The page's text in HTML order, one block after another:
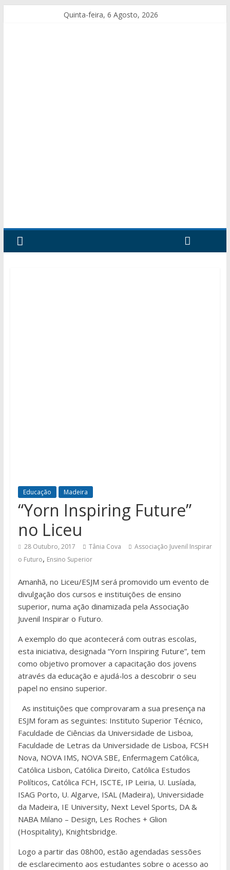
Quinta-feira, 6 Agosto, 2026
Educação Madeira
“Yorn Inspiring Future”
no Liceu
28 Outubro, 2017 Tânia Cova
Associação Juvenil Inspirar
o Futuro, Ensino Superior
Amanhã, no Liceu/ESJM será promovido um evento de
divulgação dos cursos e instituições de ensino
superior, numa ação dinamizada pela Associação
Juvenil Inspirar o Futuro.
A exemplo do que acontecerá com outras escolas,
esta iniciativa, designada “Yorn Inspiring Future”, tem
como objetivo promover a capacitação dos jovens
através da educação e ajudá-los a descobrir o seu
papel no ensino superior.
As instituições que comprovaram a sua presença na
ESJM foram as seguintes: Instituto Superior Técnico,
Faculdade de Ciências da Universidade de Lisboa,
Faculdade de Letras da Universidade de Lisboa, FCSH
Nova, NOVA IMS, NOVA SBE, Enfermagem Católica,
Católica Lisbon, Católica Direito, Católica Estudos
Políticos, Católica FCH, ISCTE, IP Leiria, U. Lusíada,
ISAG Porto, U. Algarve, ISAL (Madeira), Universidade
da Madeira, IE University, Next Level Sports, DA &
NABA Milano – Design, Les Roches + Glion
(Hospitality), Knightsbridge.
Logo a partir das 08h00, estão agendadas sessões
de esclarecimento aos estudantes sobre o acesso ao